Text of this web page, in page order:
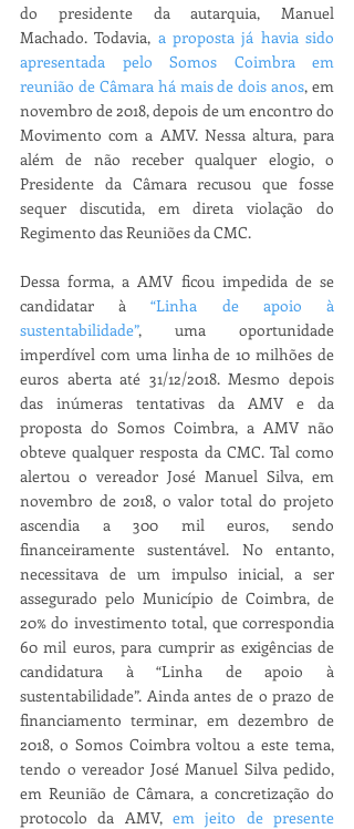
do presidente da autarquia, Manuel
Machado. Todavia, a proposta já havia sido
apresentada pelo Somos Coimbra em
reunião de Câmara há mais de dois anos, em
novembro de 2018, depois de um encontro do
Movimento com a AMV. Nessa altura, para
além de não receber qualquer elogio, o
Presidente da Câmara recusou que fosse
sequer discutida, em direta violação do
Regimento das Reuniões da CMC.
Dessa forma, a AMV ficou impedida de se
candidatar à “Linha de apoio à
sustentabilidade”, uma oportunidade
imperdível com uma linha de 10 milhões de
euros aberta até 31/12/2018. Mesmo depois
das inúmeras tentativas da AMV e da
proposta do Somos Coimbra, a AMV não
obteve qualquer resposta da CMC. Tal como
alertou o vereador José Manuel Silva, em
novembro de 2018, o valor total do projeto
ascendia a 300 mil euros, sendo
financeiramente sustentável. No entanto,
necessitava de um impulso inicial, a ser
assegurado pelo Município de Coimbra, de
20% do investimento total, que correspondia
60 mil euros, para cumprir as exigências de
candidatura à “Linha de apoio à
sustentabilidade”. Ainda antes de o prazo de
financiamento terminar, em dezembro de
2018, o Somos Coimbra voltou a este tema,
tendo o vereador José Manuel Silva pedido,
em Reunião de Câmara, a concretização do
protocolo da AMV, em jeito de presente